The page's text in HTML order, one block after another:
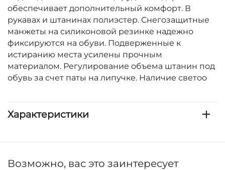
обеспечивает дополнительный комфорт. В
рукавах и штанинах полиэстер. Снегозащитные
манжеты на силиконовой резинке надежно
фиксируются на обуви. Подверженные к
истиранию места усилены прочным
материалом. Регулирование объема штанин под
обувь за счет паты на липучке. Наличие светоо
Характеристики
Возможно, вас это заинтересует